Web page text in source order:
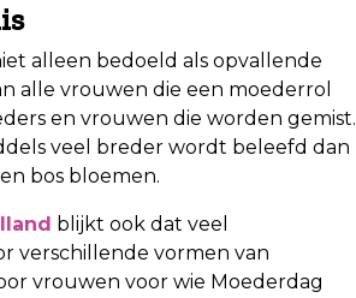
alleen bedoeld als opvallende
alle vrouwen die een moederrol
en vrouwen die worden gemist.
veel breder wordt beleefd dan
bos bloemen.
blijkt ook dat veel
verschillende vormen van
vrouwen voor wie Moederdag